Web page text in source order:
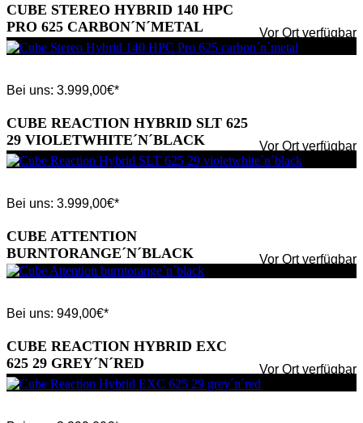
Vor Ort verfügbar
CUBE STEREO HYBRID 140 HPC
PRO 625 CARBON´N´METAL
Bei uns: 3.999,00€*
Vor Ort verfügbar
CUBE REACTION HYBRID SLT 625
29 VIOLETWHITE´N´BLACK
Bei uns: 3.999,00€*
Vor Ort verfügbar
CUBE ATTENTION
BURNTORANGE´N´BLACK
Bei uns: 949,00€*
Vor Ort verfügbar
CUBE REACTION HYBRID EXC
625 29 GREY´N´RED